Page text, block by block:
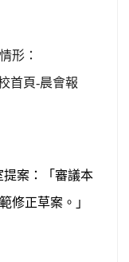
形：
首頁-晨會報
提案：「審議本
修正草案。」